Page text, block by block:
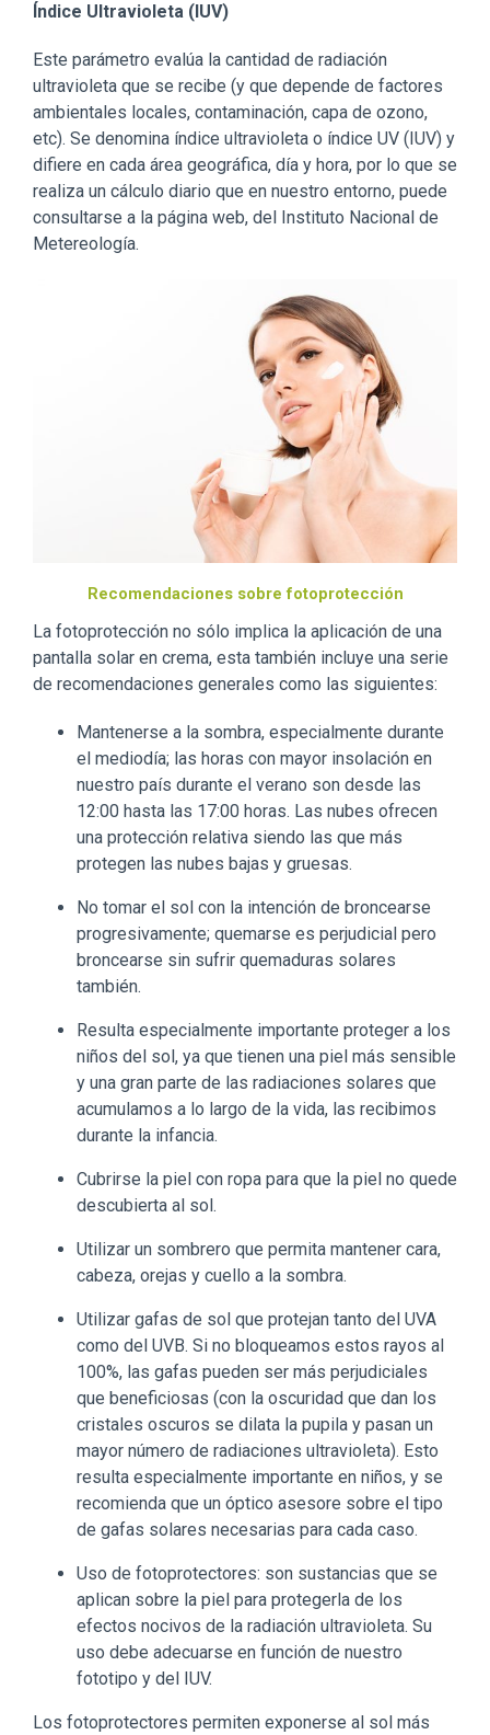
Índice Ultravioleta (IUV)
Este parámetro evalúa la cantidad de radiación
ultravioleta que se recibe (y que depende de factores
ambientales locales, contaminación, capa de ozono,
etc). Se denomina índice ultravioleta o índice UV (IUV) y
difiere en cada área geográfica, día y hora, por lo que se
realiza un cálculo diario que en nuestro entorno, puede
consultarse a la página web, del Instituto Nacional de
Metereología.
Recomendaciones sobre fotoprotección
La fotoprotección no sólo implica la aplicación de una
pantalla solar en crema, esta también incluye una serie
de recomendaciones generales como las siguientes:
Mantenerse a la sombra, especialmente durante
el mediodía; las horas con mayor insolación en
nuestro país durante el verano son desde las
12:00 hasta las 17:00 horas. Las nubes ofrecen
una protección relativa siendo las que más
protegen las nubes bajas y gruesas.
No tomar el sol con la intención de broncearse
progresivamente; quemarse es perjudicial pero
broncearse sin sufrir quemaduras solares
también.
Resulta especialmente importante proteger a los
niños del sol, ya que tienen una piel más sensible
y una gran parte de las radiaciones solares que
acumulamos a lo largo de la vida, las recibimos
durante la infancia.
Cubrirse la piel con ropa para que la piel no quede
descubierta al sol.
Utilizar un sombrero que permita mantener cara,
cabeza, orejas y cuello a la sombra.
Utilizar gafas de sol que protejan tanto del UVA
como del UVB. Si no bloqueamos estos rayos al
100%, las gafas pueden ser más perjudiciales
que beneficiosas (con la oscuridad que dan los
cristales oscuros se dilata la pupila y pasan un
mayor número de radiaciones ultravioleta). Esto
resulta especialmente importante en niños, y se
recomienda que un óptico asesore sobre el tipo
de gafas solares necesarias para cada caso.
Uso de fotoprotectores: son sustancias que se
aplican sobre la piel para protegerla de los
efectos nocivos de la radiación ultravioleta. Su
uso debe adecuarse en función de nuestro
fototipo y del IUV.
Los fotoprotectores permiten exponerse al sol más